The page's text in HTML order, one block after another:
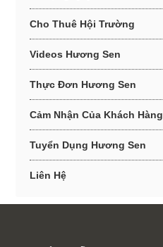
Cho Thuê Hội Trường
Videos Hương Sen
Thực Đơn Hương Sen
Cảm Nhận Của Khách Hàng
Tuyển Dụng Hương Sen
Liên Hệ